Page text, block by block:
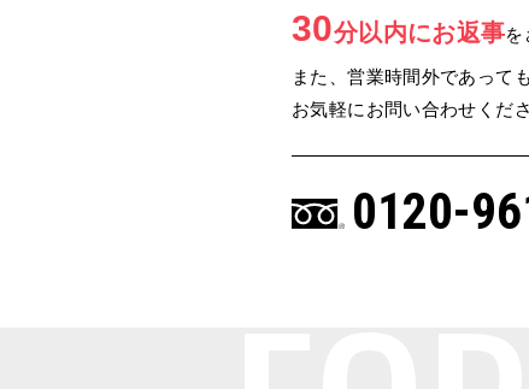
30分以内にお返事を
また、営業時間外であっても
お気軽にお問い合わせくださ
0120-